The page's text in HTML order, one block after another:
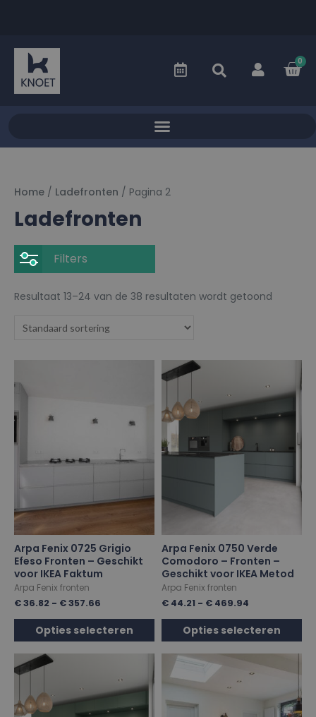
0
Home / Ladefronten / Pagina 2
Ladefronten
Filters
Resultaat 13–24 van de 38 resultaten wordt getoond
Arpa Fenix 0725 Grigio
Efeso Fronten – Geschikt
voor IKEA Faktum
Arpa Fenix fronten
€36.82 - €357.66
Opties selecteren
Arpa Fenix 0750 Verde
Comodoro – Fronten –
Geschikt voor IKEA Metod
Arpa Fenix fronten
€ 44.21 - € 469.94
Opties selecteren